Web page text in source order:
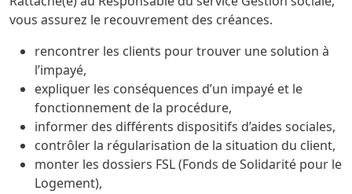
vous assurez le recouvrement des créances.
rencontrer les clients pour trouver une solution à
l’impayé,
expliquer les conséquences d’un impayé et le
fonctionnement de la procédure,
informer des différents dispositifs d’aides sociales,
contrôler la régularisation de la situation du client,
monter les dossiers FSL (Fonds de Solidarité pour le
Logement),